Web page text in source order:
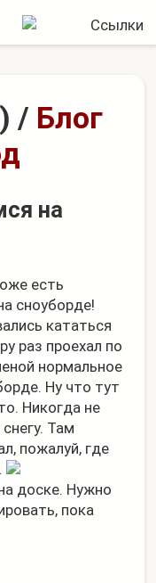
) / Блог
на
есть
сноуборде!
кататься
раз проехал по
нормальное
Ну что тут
Никогда не
Там
пожалуй, где
доске. Нужно
пока